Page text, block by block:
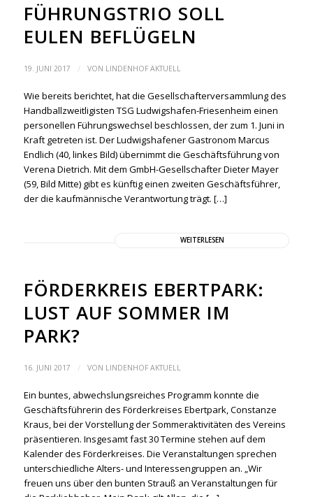
FÜHRUNGSTRIO SOLL
EULEN BEFLÜGELN
19. JUNI 2017 / VON LINDENHOF AKTUELL
Wie bereits berichtet, hat die Gesellschafterversammlung des
Handballzweitligisten TSG Ludwigshafen-Friesenheim einen
personellen Führungswechsel beschlossen, der zum 1. Juni in
Kraft getreten ist. Der Ludwigshafener Gastronom Marcus
Endlich (40, linkes Bild) übernimmt die Geschäftsführung von
Verena Dietrich. Mit dem GmbH-Gesellschafter Dieter Mayer
(59, Bild Mitte) gibt es künftig einen zweiten Geschäftsführer,
der die kaufmännische Verantwortung trägt. […]
WEITERLESEN
FÖRDERKREIS EBERTPARK:
LUST AUF SOMMER IM
PARK?
16. JUNI 2017 / VON LINDENHOF AKTUELL
Ein buntes, abwechslungsreiches Programm konnte die
Geschäftsführerin des Förderkreises Ebertpark, Constanze
Kraus, bei der Vorstellung der Sommeraktivitäten des Vereins
präsentieren. Insgesamt fast 30 Termine stehen auf dem
Kalender des Förderkreises. Die Veranstaltungen sprechen
unterschiedliche Alters- und Interessengruppen an. „Wir
freuen uns über den bunten Strauß an Veranstaltungen für